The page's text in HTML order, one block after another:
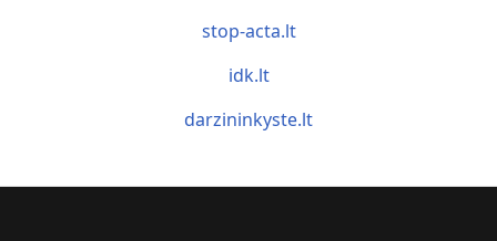
stop-acta.lt
idk.lt
darzininkyste.lt